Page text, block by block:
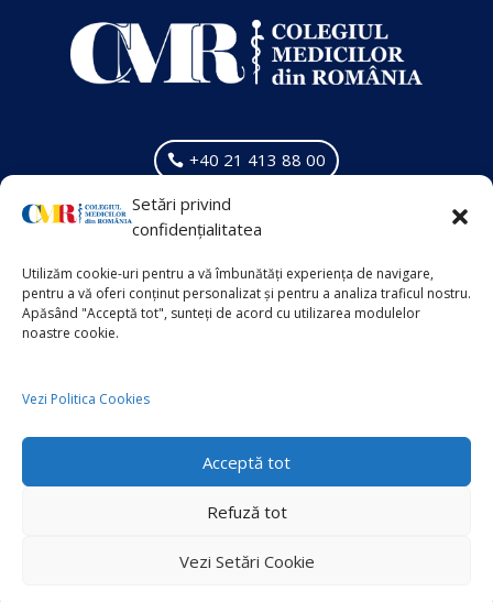
Setări privind
confidențialitatea
Utilizăm cookie-uri pentru a vă îmbunătăți experiența de navigare,
pentru a vă oferi conținut personalizat și pentru a analiza traficul nostru.
Apăsând "Acceptă tot", sunteți de acord cu utilizarea modulelor
noastre cookie.
Vezi Politica Cookies
Acceptă tot
Refuză tot
Vezi Setări Cookie
+40 21 413 88 00
VECHIUL SITE
Info Suplimentar
Politica de Cookies
Sănătatea Press Group